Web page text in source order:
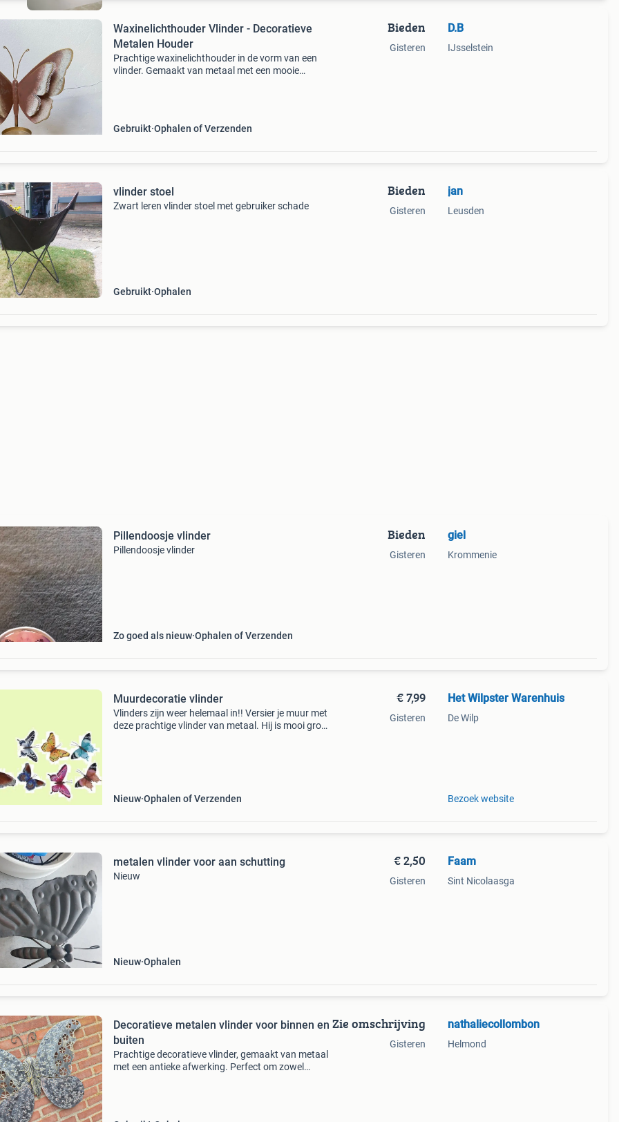
Waxinelichthouder Vlinder - Decoratieve
Metalen Houder
Prachtige waxinelichthouder in de vorm van een
vlinder. Gemaakt van metaal met een mooie
Gebruikt Ophalen of Verzenden
Bieden
Gisteren
D.B
IJsselstein
vlinder stoel
Zwart leren vlinder stoel met gebruiker schade
Gebruikt Ophalen
Bieden
Gisteren
jan
Leusden
Pillendoosje vlinder
Pillendoosje vlinder
Zo goed als nieuw Ophalen of Verzenden
Bieden
Gisteren
giel
Krommenie
Muurdecoratie vlinder
Vlinders zijn weer helemaal in!! Versier je muur met
deze prachtige vlinder van metaal. Hij is mooi groot
Nieuw Ophalen of Verzenden
€ 7,99
Gisteren
Het Wilpster Warenhuis
De Wilp
Bezoek website
metalen vlinder voor aan schutting
Nieuw
Nieuw Ophalen
€ 2,50
Gisteren
Faam
Sint Nicolaasga
Decoratieve metalen vlinder voor binnen en
buiten
Prachtige decoratieve vlinder, gemaakt van metaal
met een antieke afwerking. Perfect om zowel
Zie omschrijving
Gisteren
nathaliecollombon
Helmond